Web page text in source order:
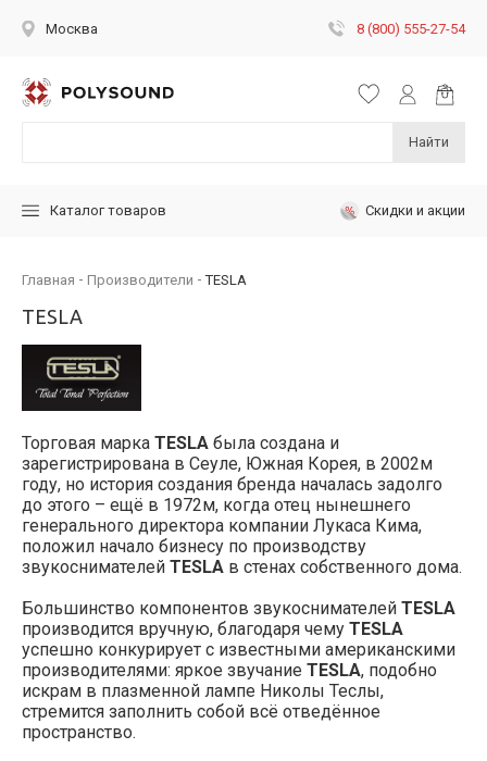
Москва 8 (800) 555-27-54
Найти
Каталог товаров Скидки и акции
Главная Производители TESLA
TESLA
Торговая марка TESLA была создана и
зарегистрирована в Сеуле, Южная Корея, в 2002м
году, но история создания бренда началась задолго
до этого – ещё в 1972м, когда отец нынешнего
генерального директора компании Лукаса Кима,
положил начало бизнесу по производству
звукоснимателей TESLA в стенах собственного дома.
Большинство компонентов звукоснимателей TESLA
производится вручную, благодаря чему TESLA
успешно конкурирует с известными американскими
производителями: яркое звучание TESLA, подобно
искрам в плазменной лампе Николы Теслы,
стремится заполнить собой всё отведённое
пространство.